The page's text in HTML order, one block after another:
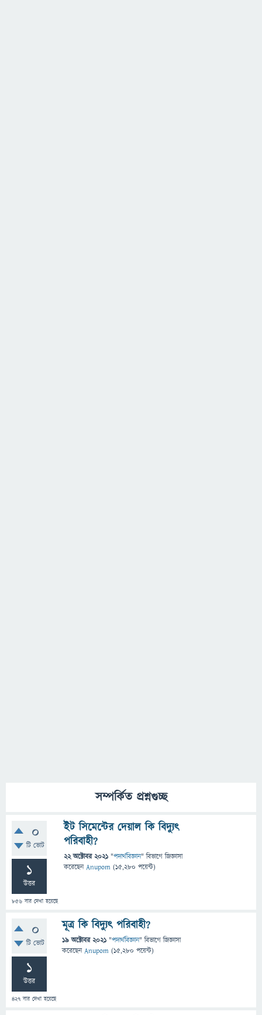
সম্পর্কিত প্রশ্নগুচ্ছ
0
টি ভোট
1
উত্তর
856 বার দেখা হয়েছে
ইট সিমেন্টের দেয়াল কি বিদ্যুৎ
পরিবাহী?
22 অক্টোবর 2021 "পদার্থবিজ্ঞান" বিভাগে জিজ্ঞাসা
করেছেনAnupom (15,280 পয়েন্ট)
0
টি ভোট
1
উত্তর
427 বার দেখা হয়েছে
মূত্র কি বিদ্যুৎ পরিবাহী?
19 অক্টোবর 2021 "পদার্থবিজ্ঞান" বিভাগে জিজ্ঞাসা
করেছেনAnupom (15,280 পয়েন্ট)